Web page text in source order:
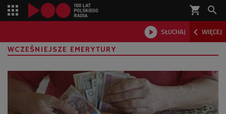
shopping_cart 
 SŁUCHAJ  WIĘCEJ

WCZEŚNIEJSZE EMERYTURY